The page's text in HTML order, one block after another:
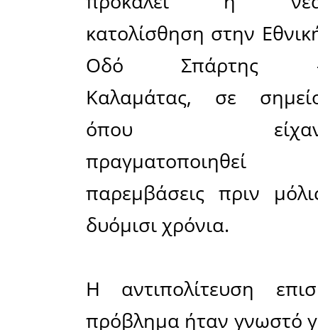
Μοιράσου το άρθρο:
Facebook
Η